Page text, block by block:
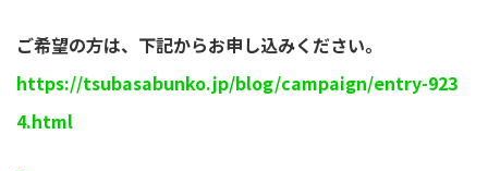
ご希望の方は、下記からお申し込みください。
https://tsubasabunko.jp/blog/campaign/entry-923
4.html